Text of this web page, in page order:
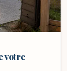
votre